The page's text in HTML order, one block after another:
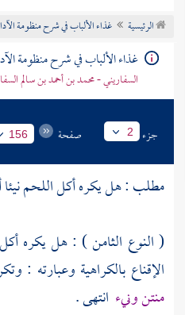
تراجم الأعلام
الرئيسية غذاء الألباب في شرح منظومة
غذاء الألباب في شرح منظومة
السفاريني - محمد بن أحمد بن سالم
جزء 2 صفحة 156
مطلب : هل يكره أكل اللحم نيئا
( النوع الثامن ) : هل يكره
الإقناع بالكراهية وعبارته :
منتن ونيء انتهى .